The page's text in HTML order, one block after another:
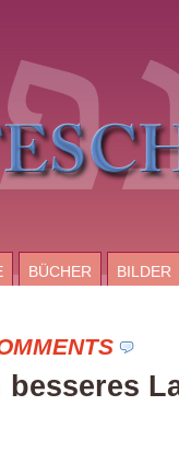
BÜCHER BILDER